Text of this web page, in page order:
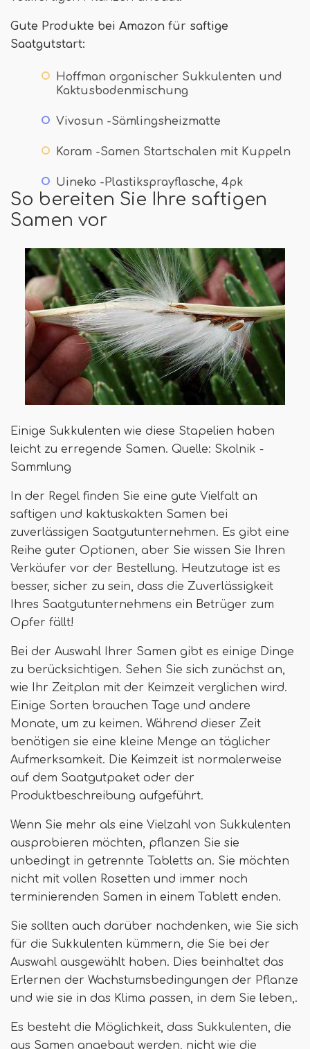
Gute Produkte bei Amazon für saftige
Saatgutstart:
Hoffman organischer Sukkulenten und
Kaktusbodenmischung
Vivosun -Sämlingsheizmatte
Koram -Samen Startschalen mit Kuppeln
Uineko -Plastiksprayflasche, 4pk
So bereiten Sie Ihre saftigen
Samen vor
Einige Sukkulenten wie diese Stapelien haben
leicht zu erregende Samen. Quelle: Skolnik -
Sammlung
In der Regel finden Sie eine gute Vielfalt an
saftigen und kaktuskakten Samen bei
zuverlässigen Saatgutunternehmen. Es gibt eine
Reihe guter Optionen, aber Sie wissen Sie Ihren
Verkäufer vor der Bestellung. Heutzutage ist es
besser, sicher zu sein, dass die Zuverlässigkeit
Ihres Saatgutunternehmens ein Betrüger zum
Opfer fällt!
Bei der Auswahl Ihrer Samen gibt es einige Dinge
zu berücksichtigen. Sehen Sie sich zunächst an,
wie Ihr Zeitplan mit der Keimzeit verglichen wird.
Einige Sorten brauchen Tage und andere
Monate, um zu keimen. Während dieser Zeit
benötigen sie eine kleine Menge an täglicher
Aufmerksamkeit. Die Keimzeit ist normalerweise
auf dem Saatgutpaket oder der
Produktbeschreibung aufgeführt.
Wenn Sie mehr als eine Vielzahl von Sukkulenten
ausprobieren möchten, pflanzen Sie sie
unbedingt in getrennte Tabletts an. Sie möchten
nicht mit vollen Rosetten und immer noch
terminierenden Samen in einem Tablett enden.
Sie sollten auch darüber nachdenken, wie Sie sich
für die Sukkulenten kümmern, die Sie bei der
Auswahl ausgewählt haben. Dies beinhaltet das
Erlernen der Wachstumsbedingungen der Pflanze
und wie sie in das Klima passen, in dem Sie leben,.
Es besteht die Möglichkeit, dass Sukkulenten, die
aus Samen angebaut werden, nicht wie die